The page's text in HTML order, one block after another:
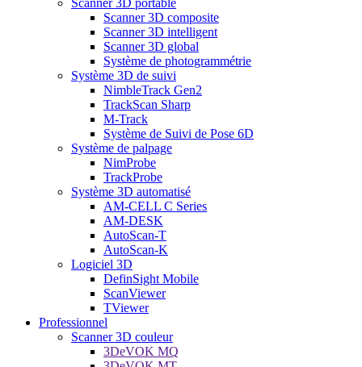
Scanner 3D portable
Scanner 3D composite
Scanner 3D intelligent
Scanner 3D global
Système de photogrammétrie
Système 3D de suivi
NimbleTrack Gen2
TrackScan Sharp
M-Track
Système de Suivi de Pose 6D
Système de palpage
NimProbe
TrackProbe
Système 3D automatisé
AM-CELL C Series
AM-DESK
AutoScan-T
AutoScan-K
Logiciel 3D
DefinSight Mobile
ScanViewer
TViewer
Professionnel
Scanner 3D couleur
3DeVOK MQ